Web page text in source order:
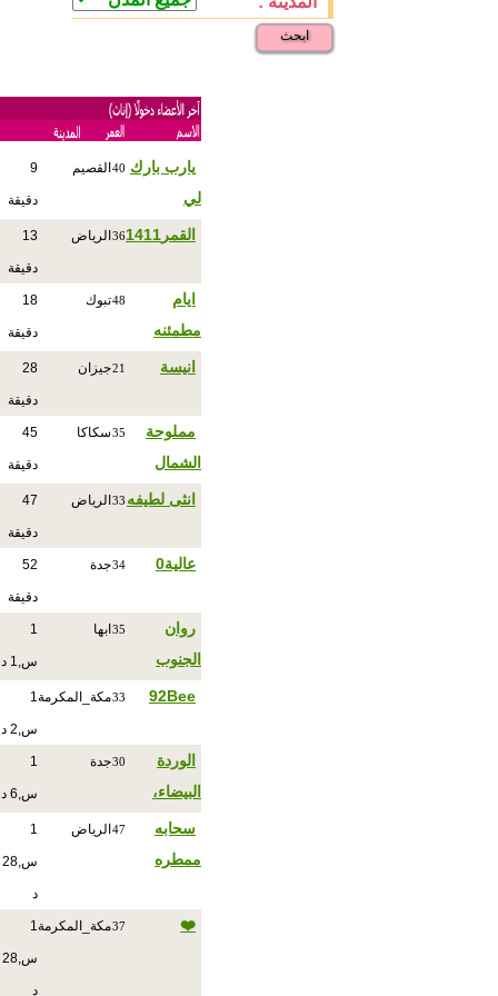
ابحث
يارب بارك
لي
40 القصيم 9
دقيقة
القمر1411 36 الرياض 13
دقيقة
ايام
مطمئنه
48تبوك 18
دقيقة
انيسة 21جيزان 28
دقيقة
مملوحة
الشمال
35سكاكا 45
دقيقة
انثى لطيفه 33 الرياض 47
دقيقة
عالية0 34جدة 52
دقيقة
روان
الجنوب
35 ابها 1
س,1 د
92Bee
33مكة_المكرمة1
س,2 د
الوردة
البيضاء،
30جدة 1
س,6 د
سحابه
ممطره
47 الرياض 1
س,28
د
❤️
37مكة_المكرمة1
س,28
د